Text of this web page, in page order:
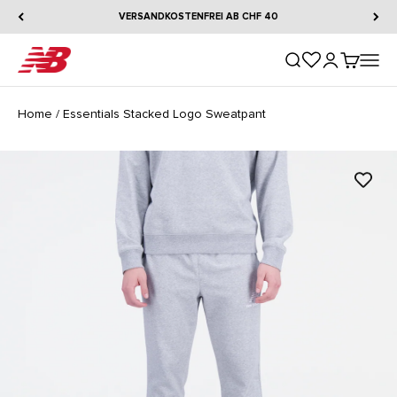
VERSANDKOSTENFREI AB CHF 40
New Balance Suche öffnen
Home / Essentials Stacked Logo Sweatpant